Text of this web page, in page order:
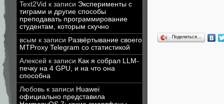
Text2Vid к записи Эксперименты с
тиграми и другие способы
преподавать программирование
студентам, которым скучно
всым к записи Развёртывание своего
MTProxy Telegram со статистикой
Алексей к записи Как я собрал LLM-
печку на 4 GPU, и на что она
способна
Любовь к записи Huawei
официально представила
Поделиться…